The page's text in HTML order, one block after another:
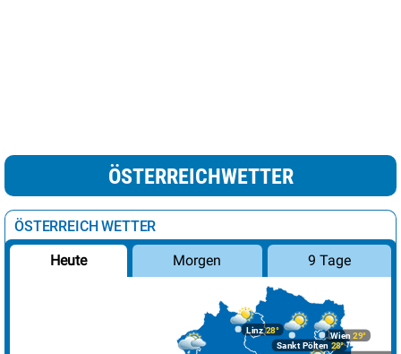
ÖSTERREICHWETTER
ÖSTERREICH WETTER
Heute Morgen 9 Tage
Linz28°
Wien 29°
Sankt Pölten 28°